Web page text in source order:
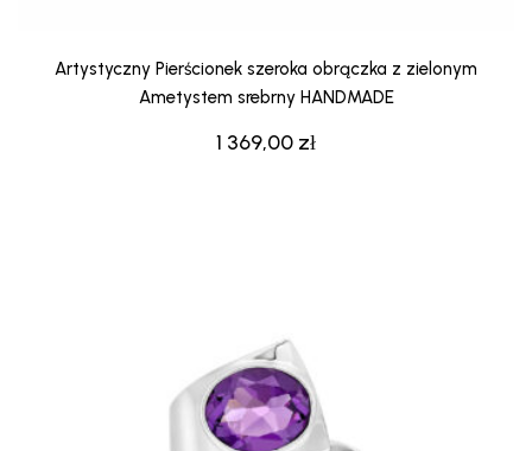
1 369,00 zł
Artystyczny Pierścionek szeroka obrączka z zielonym
Ametystem srebrny HANDMADE